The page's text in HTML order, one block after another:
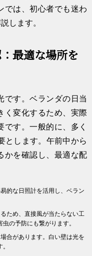
では、初心者でも迷わ
します。
最適な場所を
です。ベランダの日当
く変化するため、実際
す。一般的に、多く
とします。午前中から
かを確認し、最適な配
的な日照計を活用し、ベラン
ため、直接風が当たらない工
の予防にも繋がります。
合があります。白い壁は光を